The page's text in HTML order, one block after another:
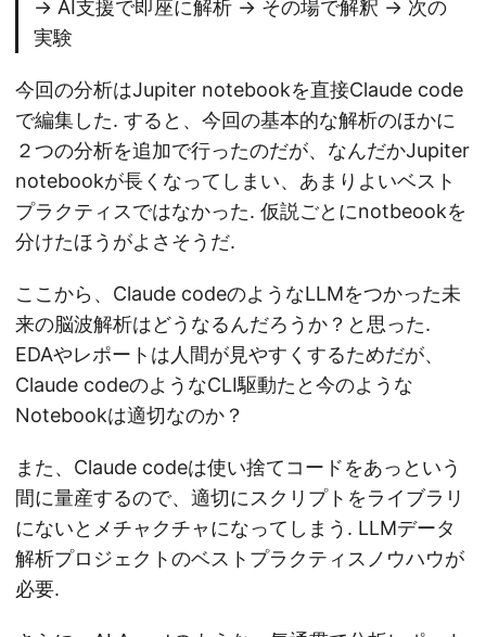
→ AI支援で即座に解析 → その場で解釈 → 次の
実験
今回の分析はJupiter notebookを直接Claude code
で編集した. すると、今回の基本的な解析のほかに
２つの分析を追加で行ったのだが、なんだかJupiter
notebookが長くなってしまい、あまりよいベスト
プラクティスではなかった. 仮説ごとにnotbeookを
分けたほうがよさそうだ.
ここから、Claude codeのようなLLMをつかった未
来の脳波解析はどうなるんだろうか？と思った.
EDAやレポートは人間が見やすくするためだが、
Claude codeのようなCLI駆動たと今のような
Notebookは適切なのか？
また、Claude codeは使い捨てコードをあっという
間に量産するので、適切にスクリプトをライブラリ
にないとメチャクチャになってしまう. LLMデータ
解析プロジェクトのベストプラクティスノウハウが
必要.